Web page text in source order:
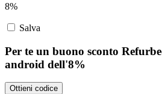
8%
Salva
Per te un buono sconto
android dell'8%
Ottieni codice